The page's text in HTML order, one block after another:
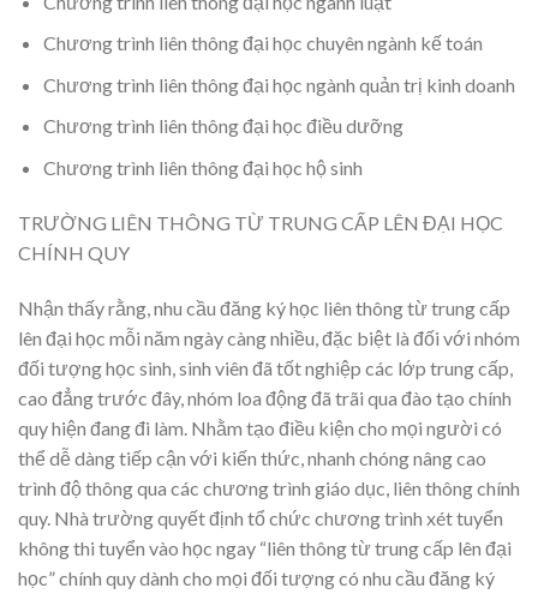
Chương trình liên thông đại học chuyên ngành kế toán
Chương trình liên thông đại học ngành quản trị kinh doanh
Chương trình liên thông đại học điều dưỡng
Chương trình liên thông đại học hộ sinh
TRƯỜNG LIÊN THÔNG TỪ TRUNG CẤP LÊN ĐẠI HỌC
CHÍNH QUY
Nhận thấy rằng, nhu cầu đăng ký học liên thông từ trung cấp
lên đại học mỗi năm ngày càng nhiều, đặc biệt là đối với nhóm
đối tượng học sinh, sinh viên đã tốt nghiệp các lớp trung cấp,
cao đẳng trước đây, nhóm loa động đã trãi qua đào tạo chính
quy hiện đang đi làm. Nhằm tạo điều kiện cho mọi người có
thể dễ dàng tiếp cận với kiến thức, nhanh chóng nâng cao
trình độ thông qua các chương trình giáo dục, liên thông chính
quy. Nhà trường quyết định tổ chức chương trình xét tuyển
không thi tuyển vào học ngay “liên thông từ trung cấp lên đại
học” chính quy dành cho mọi đối tượng có nhu cầu đăng ký